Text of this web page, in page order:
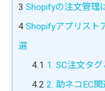
3 Shopifyの注文管理
4 Shopifyアプリスト
選
4.1 1. SC注文タ
4.2 2. 助ネコEC